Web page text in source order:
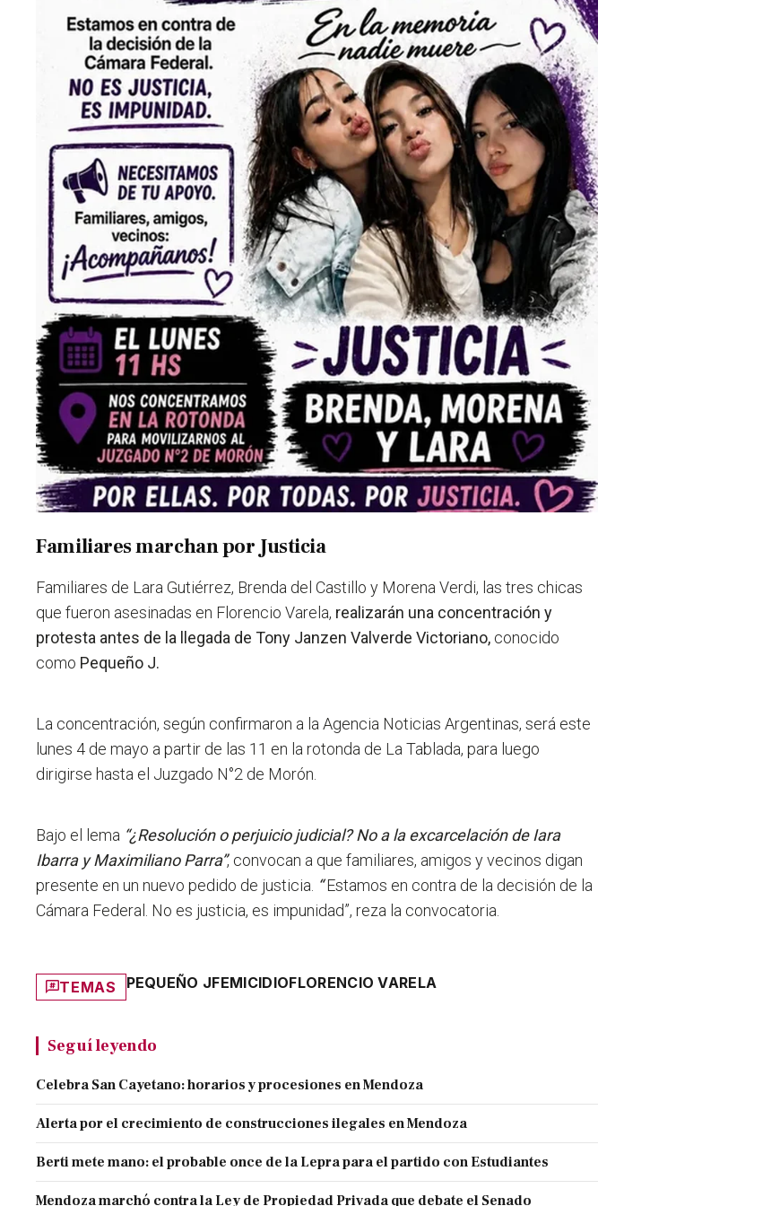
Familiares marchan por Justicia
Familiares de Lara Gutiérrez, Brenda del Castillo y Morena Verdi, las tres chicas
que fueron asesinadas en Florencio Varela, realizarán una concentración y
protesta antes de la llegada de Tony Janzen Valverde Victoriano, conocido
como Pequeño J.
La concentración, según confirmaron a la Agencia Noticias Argentinas, será este
lunes 4 de mayo a partir de las 11 en la rotonda de La Tablada, para luego
dirigirse hasta el Juzgado N°2 de Morón.
Bajo el lema “¿Resolución o perjuicio judicial? No a la excarcelación de Iara
Ibarra y Maximiliano Parra”, convocan a que familiares, amigos y vecinos digan
presente en un nuevo pedido de justicia. “Estamos en contra de la decisión de la
Cámara Federal. No es justicia, es impunidad”, reza la convocatoria.
TEMAS PEQUEÑO JFEMICIDIOFLORENCIO VARELA
Seguí leyendo
Celebra San Cayetano: horarios y procesiones en Mendoza
Alerta por el crecimiento de construcciones ilegales en Mendoza
Berti mete mano: el probable once de la Lepra para el partido con Estudiantes
Mendoza marchó contra la Ley de Propiedad Privada que debate el Senado